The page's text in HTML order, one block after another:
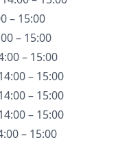
– 15:00
– 15:00
– 15:00
– 15:00
– 15:00
– 15:00
– 15:00